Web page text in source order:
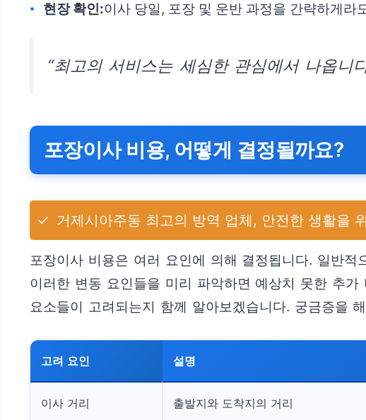
현장 확인:이사 당일, 포장 및 운반 과정을 간략하게
“최고의 서비스는 세심한 관심에서 나옵니
포장이사 비용, 어떻게 결정될까요?
✓ 거제시아주동 최고의 방역 업체, 안전한 생활을
포장이사 비용은 여러 요인에 의해 결정됩니다. 일반
이러한 변동 요인들을 미리 파악하면 예상치 못한 추
요소들이 고려되는지 함께 알아보겠습니다. 궁금증을
고려 요인 설명
이사 거리 출발지와 도착지의 거리